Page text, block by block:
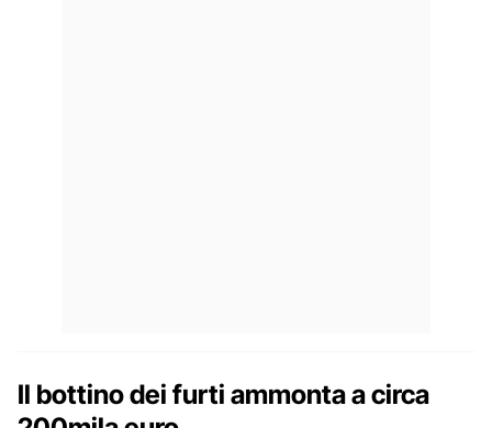
Il bottino dei furti ammonta a circa